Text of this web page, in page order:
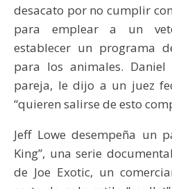
desacato por no cumplir
para emplear a un
establecer un programa
para los animales.
pareja, le dijo a un juez
“quieren salirse de esto
Jeff Lowe desempeña un
King”, una serie
de Joe Exotic, un